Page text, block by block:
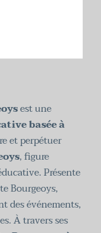
est une
basée à
et perpétuer
, figure
Présente
Bourgeoys,
des événements,
À travers ses